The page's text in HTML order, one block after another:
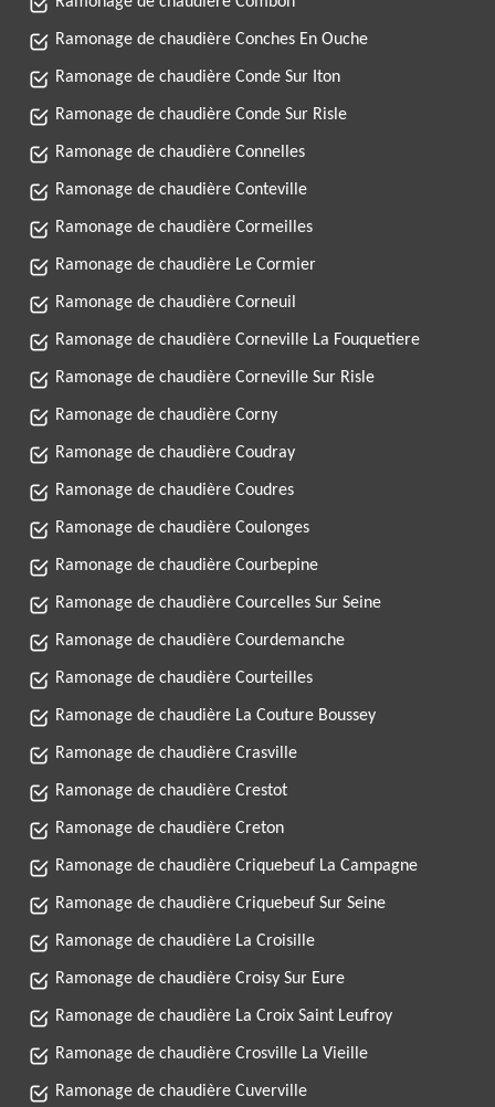
Ramonage de chaudière Conches En Ouche
Ramonage de chaudière Conde Sur Iton
Ramonage de chaudière Conde Sur Risle
Ramonage de chaudière Connelles
Ramonage de chaudière Conteville
Ramonage de chaudière Cormeilles
Ramonage de chaudière Le Cormier
Ramonage de chaudière Corneuil
Ramonage de chaudière Corneville La Fouquetiere
Ramonage de chaudière Corneville Sur Risle
Ramonage de chaudière Corny
Ramonage de chaudière Coudray
Ramonage de chaudière Coudres
Ramonage de chaudière Coulonges
Ramonage de chaudière Courbepine
Ramonage de chaudière Courcelles Sur Seine
Ramonage de chaudière Courdemanche
Ramonage de chaudière Courteilles
Ramonage de chaudière La Couture Boussey
Ramonage de chaudière Crasville
Ramonage de chaudière Crestot
Ramonage de chaudière Creton
Ramonage de chaudière Criquebeuf La Campagne
Ramonage de chaudière Criquebeuf Sur Seine
Ramonage de chaudière La Croisille
Ramonage de chaudière Croisy Sur Eure
Ramonage de chaudière La Croix Saint Leufroy
Ramonage de chaudière Crosville La Vieille
Ramonage de chaudière Cuverville